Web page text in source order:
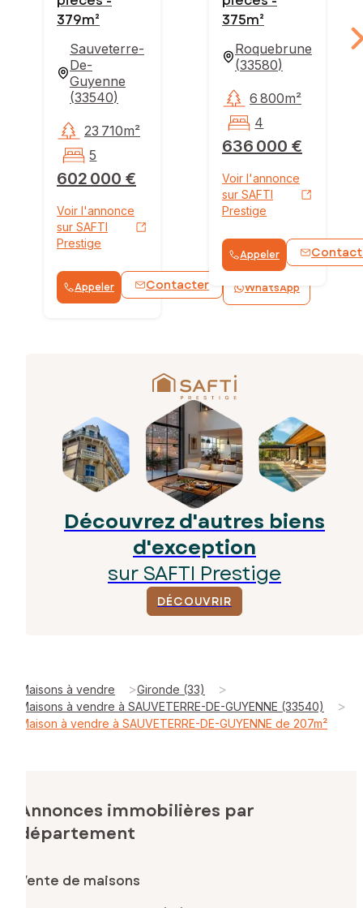
379m²
Sauveterre-
De-
Guyenne
(33540)
602 000 €
23 710m²
5
Voir l'annonce
sur SAFTI
Prestige
Appeler Contacter WhatsApp
375m²
Roquebrune
(33580)
636 000 €
6 800m²
4
Voir l'annonce
sur SAFTI
Prestige
Appeler
Découvrez d'autres biens
d'exception
sur SAFTI Prestige
DÉCOUVRIR
Maisons à vendre >Gironde (33) >
Maisons à vendre à SAUVETERRE-DE-GUYENNE (33540) >
Maison à vendre à SAUVETERRE-DE-GUYENNE de 207m²
Annonces immobilières par
département
Vente de maisons